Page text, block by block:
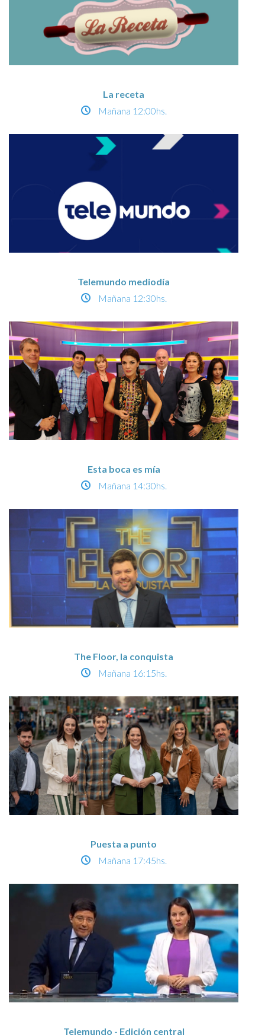
La receta
Mañana 12:00hs.
Telemundo mediodía
Mañana 12:30hs.
Esta boca es mía
Mañana 14:30hs.
The Floor, la conquista
Mañana 16:15hs.
Puesta a punto
Mañana 17:45hs.
Telemundo - Edición central